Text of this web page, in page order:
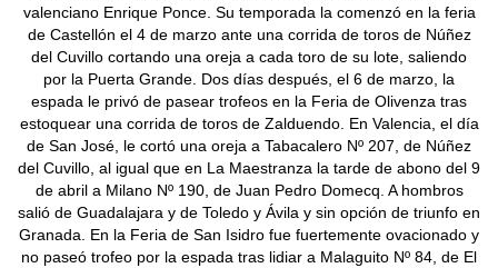
valenciano Enrique Ponce. Su temporada la comenzó en la feria
de Castellón el 4 de marzo ante una corrida de toros de Núñez
del Cuvillo cortando una oreja a cada toro de su lote, saliendo
por la Puerta Grande. Dos días después, el 6 de marzo, la
espada le privó de pasear trofeos en la Feria de Olivenza tras
estoquear una corrida de toros de Zalduendo. En Valencia, el día
de San José, le cortó una oreja a Tabacalero Nº 207, de Núñez
del Cuvillo, al igual que en La Maestranza la tarde de abono del 9
de abril a Milano Nº 190, de Juan Pedro Domecq. A hombros
salió de Guadalajara y de Toledo y Ávila y sin opción de triunfo en
Granada. En la Feria de San Isidro fue fuertemente ovacionado y
no paseó trofeo por la espada tras lidiar a Malaguito Nº 84, de El